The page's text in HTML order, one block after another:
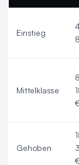
Einstieg
Mittelklasse
€
Gehoben
€